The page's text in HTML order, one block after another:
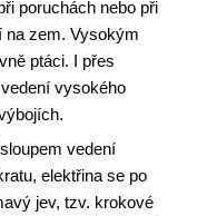
poruchách nebo při
na zem. Vysokým
ptáci. I přes
vysokého
vedení
elektřina se po
jev, tzv. krokové